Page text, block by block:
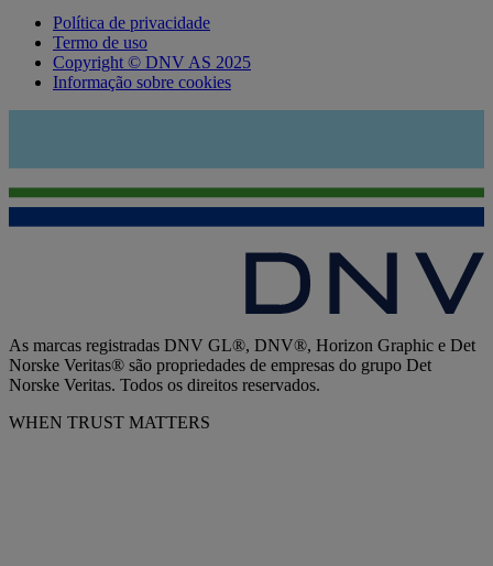
Política de privacidade
Termo de uso
Copyright © DNV AS 2025
Informação sobre cookies
As marcas registradas DNV GL®, DNV®, Horizon Graphic e Det
Norske Veritas® são propriedades de empresas do grupo Det
Norske Veritas. Todos os direitos reservados.
WHEN TRUST MATTERS